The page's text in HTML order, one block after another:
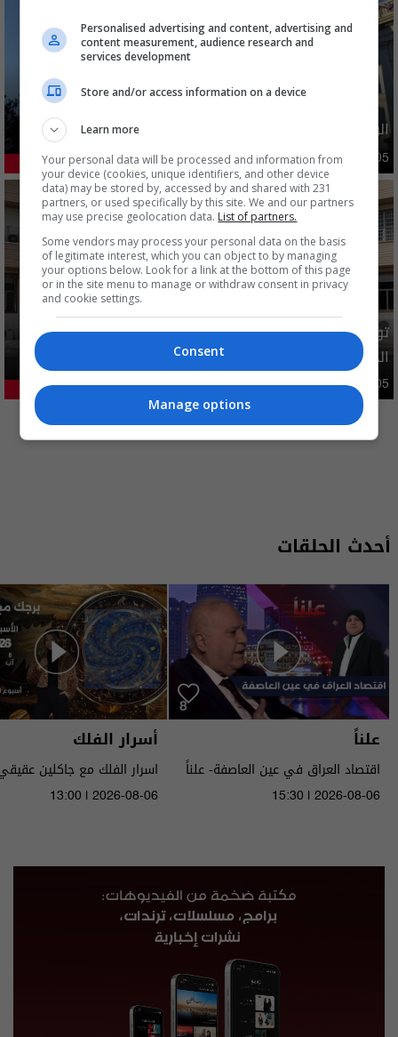
الولايات المتحدة تعلن رفع عقوبات عن ايران
دوليات 41.42% 10:10 | 2026-08-05
توضيح رسمي بشأن إلغاء شمول فئات من المستفيدين بإعانة
الحماية الاجتماعية
محليات 05:43 | 2026-08-05
المزيد
أحدث الحلقات
علناً
اقتصاد العراق في عين العاصفة- علناً
م٥ - الحلقة ٨ | الموسم ٥
15:30 | 2026-08-06
أسرار الفلك
الى ١٤ آب ٢٠٢٦ | 2026
13:00 | 2026-08-06
Personalised advertising and content, advertising and
content measurement, audience research and
services development
Store and/or access information on a device
Learn more
Your personal data will be processed and information from
your device (cookies, unique identifiers, and other device
data) may be stored by, accessed by and shared with 231
partners, or used specifically by this site. We and our partners
may use precise geolocation data. List of partners.
Some vendors may process your personal data on the basis
of legitimate interest, which you can object to by managing
your options below. Look for a link at the bottom of this page
or in the site menu to manage or withdraw consent in privacy
and cookie settings.
Consent
Manage options